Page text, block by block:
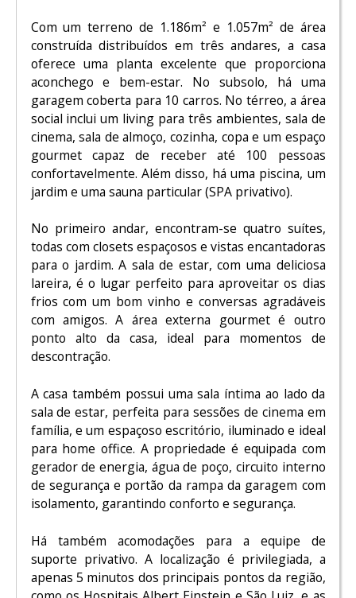
Com um terreno de 1.186m² e 1.057m² de área
construída distribuídos em três andares, a casa
oferece uma planta excelente que proporciona
aconchego e bem-estar. No subsolo, há uma
garagem coberta para 10 carros. No térreo, a área
social inclui um living para três ambientes, sala de
cinema, sala de almoço, cozinha, copa e um espaço
gourmet capaz de receber até 100 pessoas
confortavelmente. Além disso, há uma piscina, um
jardim e uma sauna particular (SPA privativo).
No primeiro andar, encontram-se quatro suítes,
todas com closets espaçosos e vistas encantadoras
para o jardim. A sala de estar, com uma deliciosa
lareira, é o lugar perfeito para aproveitar os dias
frios com um bom vinho e conversas agradáveis
com amigos. A área externa gourmet é outro
ponto alto da casa, ideal para momentos de
descontração.
A casa também possui uma sala íntima ao lado da
sala de estar, perfeita para sessões de cinema em
família, e um espaçoso escritório, iluminado e ideal
para home office. A propriedade é equipada com
gerador de energia, água de poço, circuito interno
de segurança e portão da rampa da garagem com
isolamento, garantindo conforto e segurança.
Há também acomodações para a equipe de
suporte privativo. A localização é privilegiada, a
apenas 5 minutos dos principais pontos da região,